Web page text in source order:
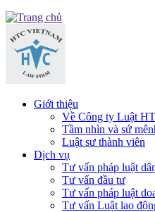
Giới thiệu
Về Công ty Luật
Tầm nhìn và sứ
Luật sư thành viên
Dịch vụ
Tư vấn pháp luật
Tư vấn đầu tư
Tư vấn pháp luật
Tư vấn Luật lao